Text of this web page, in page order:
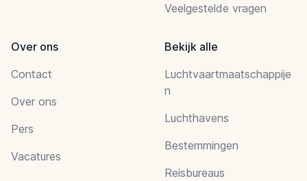
Veelgestelde vragen
Over ons
Contact
Over ons
Pers
Vacatures
Bekijk alle
Luchtvaartmaatschappije
n
Luchthavens
Bestemmingen
Reisbureaus